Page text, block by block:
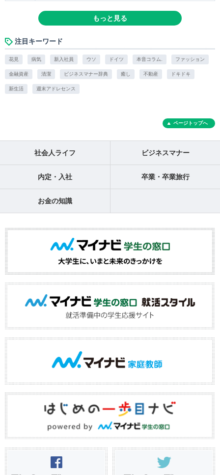
もっと見る
注目キーワード
花見 病気 新入社員 ウソ ドイツ 本音コラム. ファッション
金融資産 清潔 ビジネスマナー辞典 癒し 不動産 ドキドキ
新生活 週末アドレセンス
ページトップへ
社会人ライフ ビジネスマナー
内定・入社 卒業・卒業旅行
お金の知識